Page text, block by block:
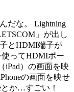
だな。 Lightning
」が出し
とHDMI端子が
ってHDMIポー
iPad）の画面を映
の画面を映せ
とか…すごい！